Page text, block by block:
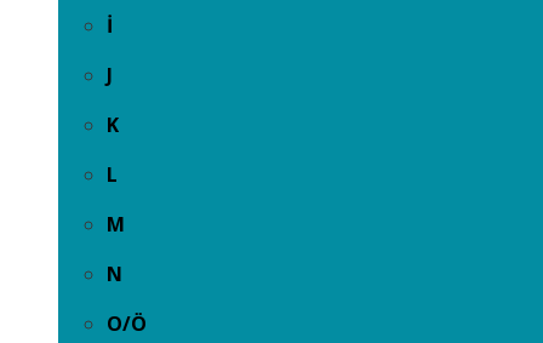
İ
J
K
L
M
N
O/Ö